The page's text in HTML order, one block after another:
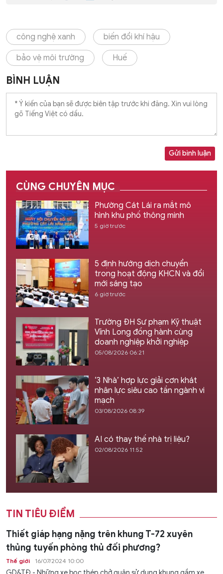
công nghệ xanh biến đổi khí hậu
bảo vệ môi trường Huế
BÌNH LUẬN
Gửi bình luận
CÙNG CHUYÊN MỤC
Phường Cát Lái ra mắt mô
hình khu phố thông minh
5 giờ trước
5 định hướng dịch chuyển
trong hoạt động KHCN và đổi
mới sáng tạo
6 giờ trước
Trường ĐH Sư phạm Kỹ thuật
Vĩnh Long đồng hành cùng
doanh nghiệp khởi nghiệp
05/08/2026 06:21
‘3 Nhà’ hợp lực giải cơn khát
nhân lực siêu cao tần ngành vi
mạch
03/08/2026 08:39
AI có thay thế nhà trị liệu?
02/08/2026 11:52
TIN TIÊU ĐIỂM
Thiết giáp hạng nặng trên khung T-72 xuyên
thủng tuyến phòng thủ đối phương?
Thế giới 16/07/2024 10:00